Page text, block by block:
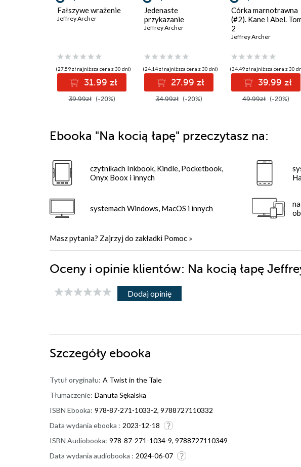
Fałszywe wrażenie
Jeffrey Archer
(27,59 zł najniższa cena z 30 dni)
31.99 zł
39.99zł (-20%)
Jedenaste
przykazanie
Jeffrey Archer
(24,14 zł najniższa cena z 30 dni)
27.99 zł
34.99zł (-20%)
Córka marnotrawna
(#2). Kane i Abel.
2
Jeffrey Archer
(34,49 zł najniższa cena z 30
39.99 zł
49.99zł (-20%)
Ebooka "Na kocią łapę" przeczytasz na:
czytnikach Inkbook, Kindle, Pocketbook,
Onyx Boox i innych
systemach Windows, MacOS i innych
Masz pytania? Zajrzyj do zakładki Pomoc »
Oceny i opinie klientów: Na kocią łapę
Dodaj opinię
Szczegóły ebooka
Tytuł oryginału: A Twist in the Tale
Tłumaczenie: Danuta Sękalska
ISBN Ebooka: 978-87-271-1033-2, 9788727110332
Data wydania ebooka : 2023-12-18
ISBN Audiobooka: 978-87-271-1034-9, 9788727110349
Data wydania audiobooka : 2024-06-07